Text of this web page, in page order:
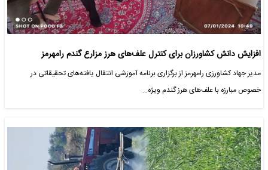
افزایش دانش کشاورزان برای کنترل علف‌های هرز مزارع گندم رامهرمز
مدیر جهاد کشاورزی رامهرمز از برگزاری برنامه آموزشی انتقال یافته‌های تحقیقاتی در
خصوص مبارزه با علف‌های هرز گندم ویژه…